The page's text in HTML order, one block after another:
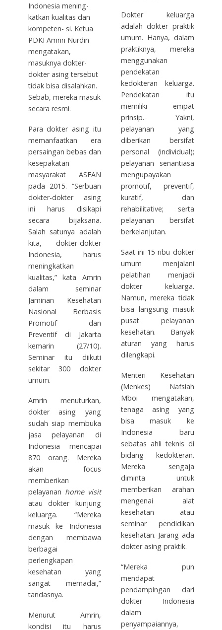
Indonesia mening-
katkan kualitas dan
kompeten- si. Ketua
PDKI Amrin Nurdin
mengatakan,
masuknya dokter-
dokter asing tersebut
tidak bisa disalahkan.
Sebab, mereka masuk
secara resmi.
Para dokter asing itu
memanfaatkan era
persaingan bebas dan
kesepakatan
masyarakat ASEAN
pada 2015. “Serbuan
dokter-dokter asing
ini harus disikapi
secara bijaksana.
Salah satunya adalah
kita, dokter-dokter
Indonesia, harus
meningkatkan
kualitas,” kata Amrin
dalam seminar
Jaminan Kesehatan
Nasional Berbasis
Promotif dan
Preventif di Jakarta
kemarin (27/10).
Seminar itu diikuti
sekitar 300 dokter
umum.
Amrin menuturkan,
dokter asing yang
sudah siap membuka
jasa pelayanan di
Indonesia mencapai
870 orang. Mereka
akan focus
memberikan
pelayanan home visit
atau dokter kunjung
keluarga. “Mereka
masuk ke Indonesia
dengan membawa
berbagai
perlengkapan
kesehatan yang
sangat memadai,”
tandasnya.
Menurut Amrin,
kondisi itu harus
Dokter keluarga
adalah dokter praktik
umum. Hanya, dalam
praktiknya, mereka
menggunakan
pendekatan
kedokteran keluarga.
Pendekatan itu
memiliki empat
prinsip. Yakni,
pelayanan yang
diberikan bersifat
personal (individual);
pelayanan senantiasa
mengupayakan
promotif, preventif,
kuratif, dan
rehabilitative; serta
pelayanan bersifat
berkelanjutan.
Saat ini 15 ribu dokter
umum menjalani
pelatihan menjadi
dokter keluarga.
Namun, mereka tidak
bisa langsung masuk
pusat pelayanan
kesehatan. Banyak
aturan yang harus
dilengkapi.
Menteri Kesehatan
(Menkes) Nafsiah
Mboi mengatakan,
tenaga asing yang
bisa masuk ke
Indonesia baru
sebatas ahli teknis di
bidang kedokteran.
Mereka sengaja
diminta untuk
memberikan arahan
mengenai alat
kesehatan atau
seminar pendidikan
kesehatan. Jarang ada
dokter asing praktik.
“Mereka pun
mendapat
pendampingan dari
dokter Indonesia
dalam
penyampaiannya,